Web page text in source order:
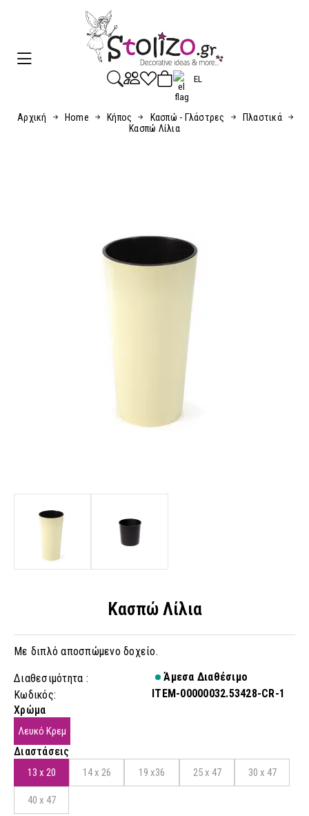
EL
Αρχική Home Κήπος Κασπώ - Γλάστρες
Πλαστικά
Κασπώ Λίλια
Κασπώ Λίλια
Με διπλό αποσπώμενο δοχείο.
Διαθεσιμότητα :
Άμεσα Διαθέσιμο
Κωδικός:
ITEM-00000032.53428-CR-1
Χρώμα
Λευκό Κρεμ
Διαστάσεις
13 x 20 14 x 26 19 x36 25 x 47 30 x 47
40 x 47